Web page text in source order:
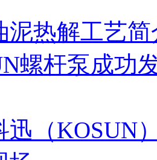
泥热解工艺简
螺杆泵成功
迅（KOSUN